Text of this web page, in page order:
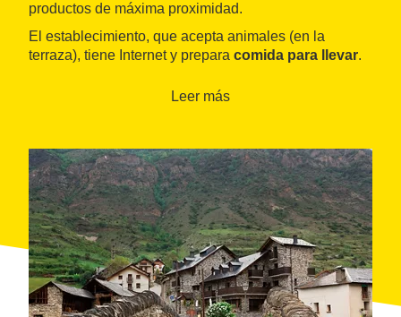
productos de máxima proximidad.
El establecimiento, que acepta animales (en la
terraza), tiene Internet y prepara comida para llevar.
pone a disposición de los clientes una
experiencia gastronómica.
Leer más